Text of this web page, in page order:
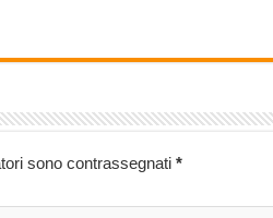
sono contrassegnati *